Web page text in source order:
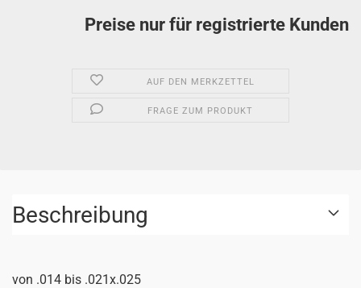
Preise nur für registrierte Kunden
AUF DEN MERKZETTEL
FRAGE ZUM PRODUKT
Beschreibung
von .014 bis .021x.025